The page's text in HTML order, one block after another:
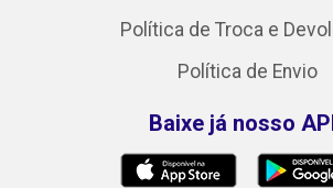
Política de Troca e
Política de Envio
Baixe já nosso